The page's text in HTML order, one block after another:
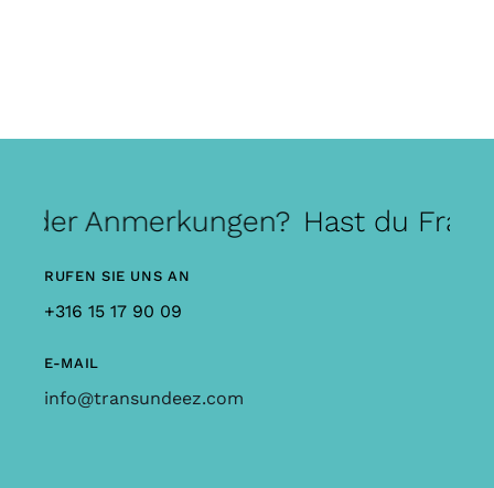
Anmerkungen? Hast du
RUFEN SIE UNS AN
+316 15 17 90 09
E-MAIL
info@transundeez.com